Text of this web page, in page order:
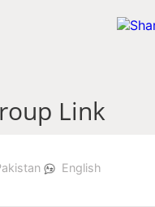
Link
English